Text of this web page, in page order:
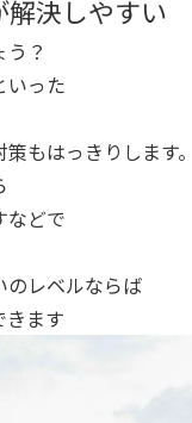
解決しやすい
？
いった
もはっきりします。
などで
のレベルならば
きます